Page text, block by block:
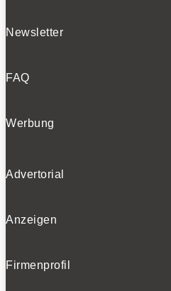
Newsletter
FAQ
Werbung
Advertorial
Anzeigen
Firmenprofil